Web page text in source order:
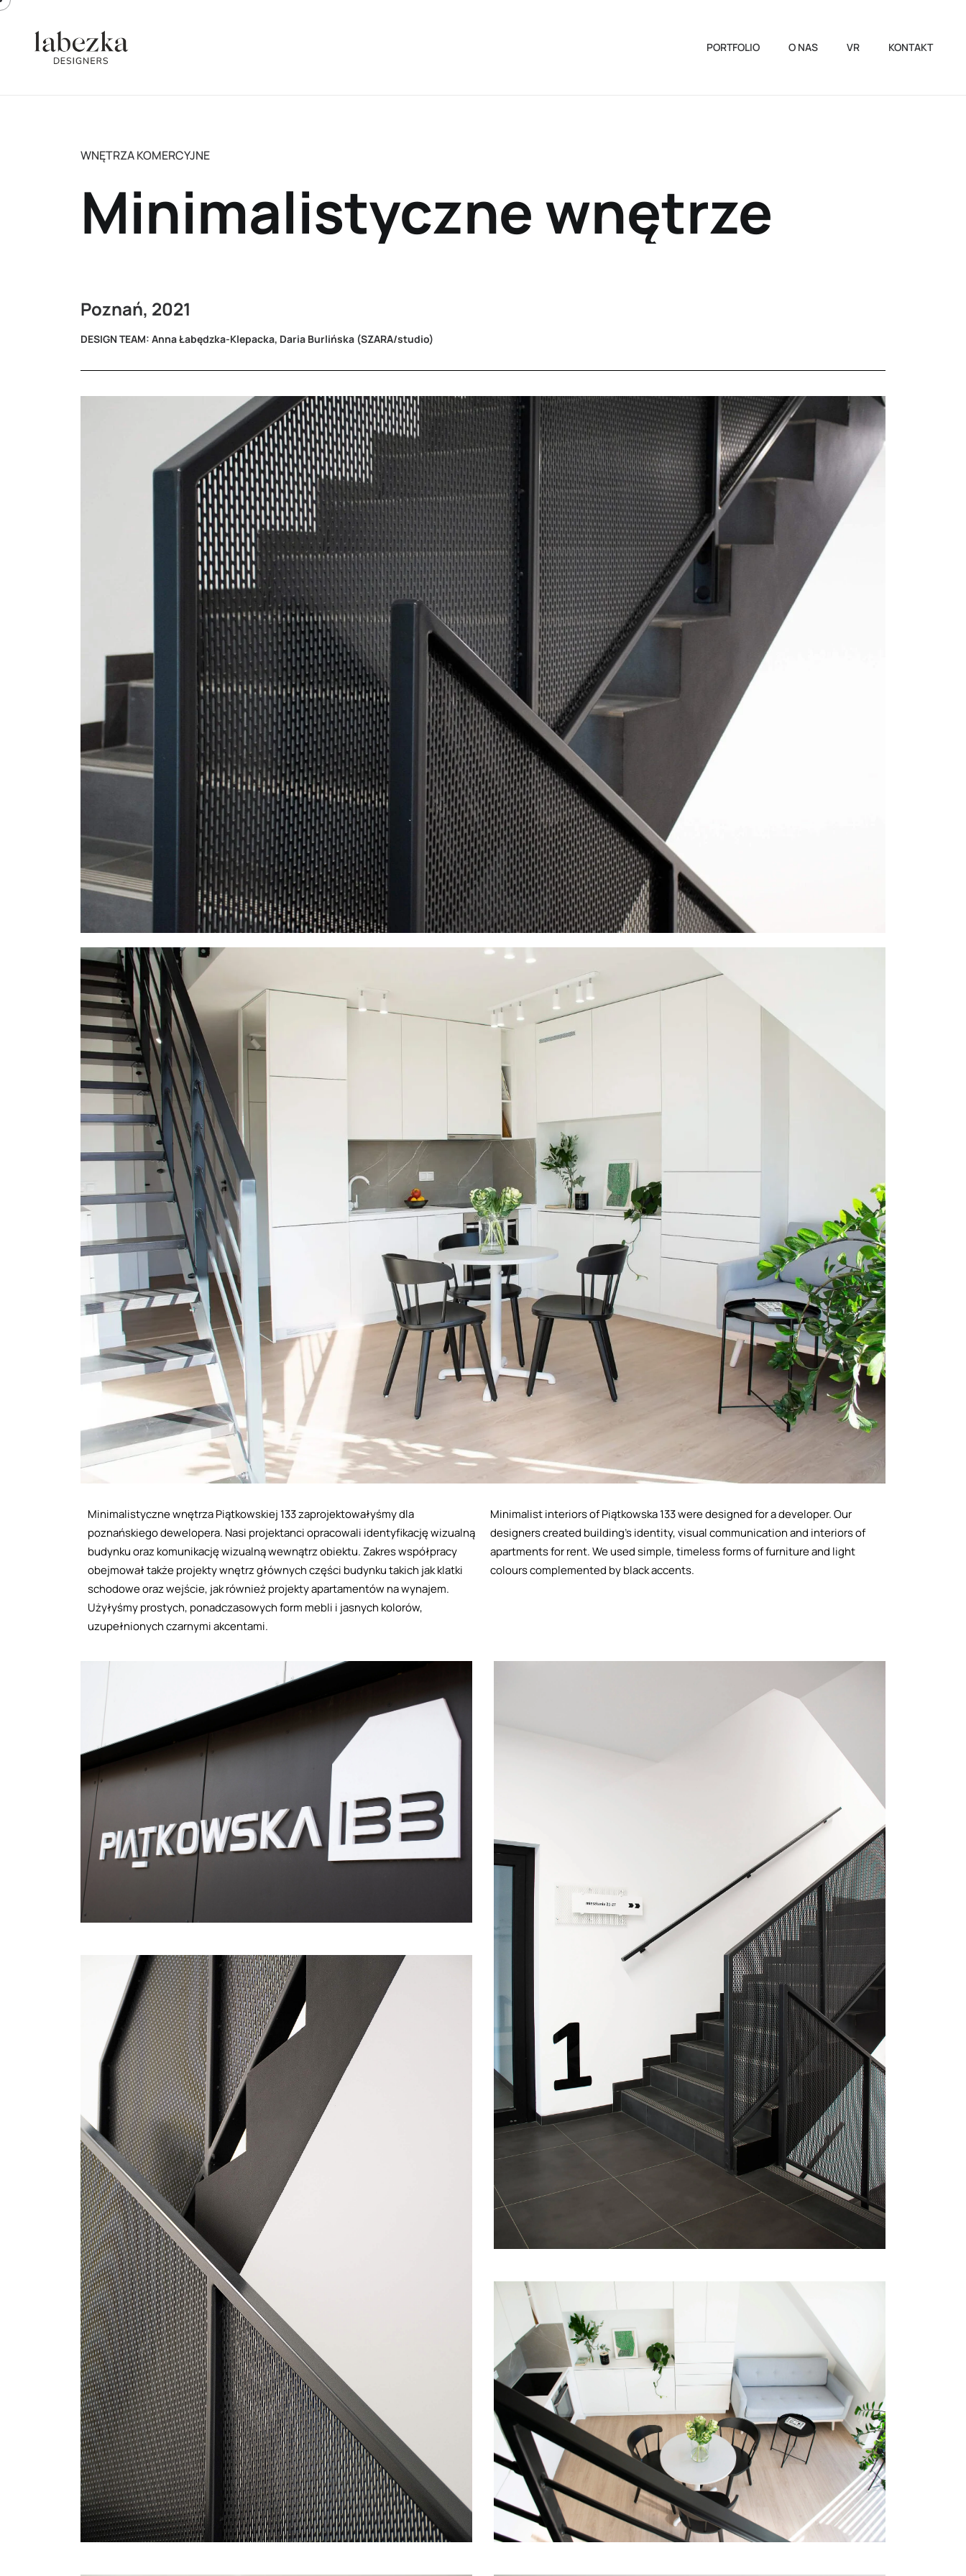
PORTFOLIO O NAS VR KONTAKT
WNĘTRZA KOMERCYJNE
Minimalistyczne wnętrze
Poznań, 2021
DESIGN TEAM: Anna Łabędzka-Klepacka, Daria Burlińska (SZARA/studio)
Minimalistyczne wnętrza Piątkowskiej 133 zaprojektowałyśmy dla
poznańskiego dewelopera. Nasi projektanci opracowali identyfikację wizualną
budynku oraz komunikację wizualną wewnątrz obiektu. Zakres współpracy
obejmował także projekty wnętrz głównych części budynku takich jak klatki
schodowe oraz wejście, jak również projekty apartamentów na wynajem.
Użyłyśmy prostych, ponadczasowych form mebli i jasnych kolorów,
uzupełnionych czarnymi akcentami.
Minimalist interiors of Piątkowska 133 were designed for a developer. Our
designers created building’s identity, visual communication and interiors of
apartments for rent. We used simple, timeless forms of furniture and light
colours complemented by black accents.